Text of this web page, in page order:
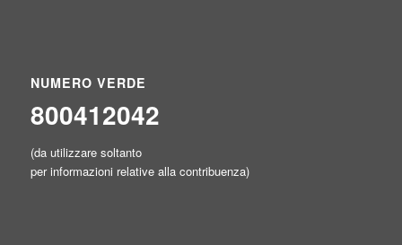
NUMERO VERDE
800412042
(da utilizzare soltanto
per informazioni relative alla contribuenza)